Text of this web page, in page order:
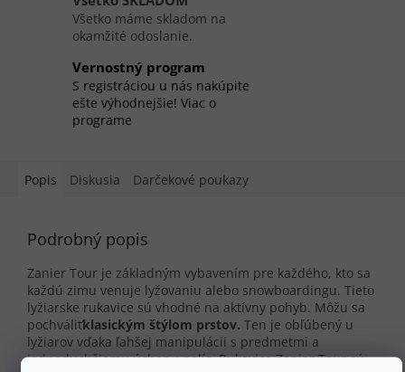
Všetko máme skladom na
okamžité odoslanie.
Vernostný program
S registráciou u nás nakúpite
ešte výhodnejšie! Viac o
programe
Popis Diskusia Darčekové poukazy
Podrobný popis
Zanier Tour je základným vybavením pre každého, kto sa
každú zimu venuje lyžovaniu alebo snowboardingu. Tieto
lyžiarske rukavice sú vhodné na aktívny pohyb. Môžu sa
pochváliťklasickým štýlom prstov. Ten je obľúbený u
lyžiarov vďaka ľahšej manipulácii s predmetmi a
jednoduchšiemu úchopu palíc. Rukavice Zanier Tour sú